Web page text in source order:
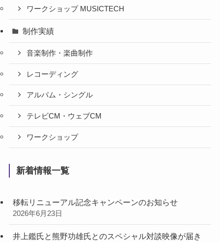
ワークショップ MUSICTECH
制作実績
音楽制作・楽曲制作
レコーディング
アルバム・シングル
テレビCM・ウェブCM
ワークショップ
新着情報一覧
移転リニューアル記念キャンペーンのお知らせ
2026年6月23日
井上鑑氏と熊野功雄氏とのスペシャル対談映像が届き